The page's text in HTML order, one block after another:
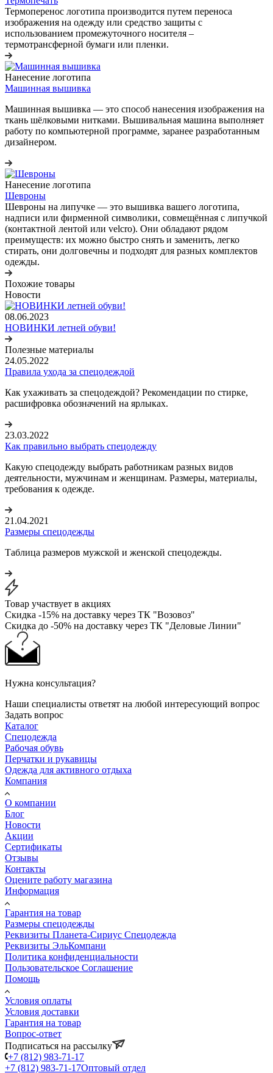
Термоперенос логотипа производится путем переноса
изображения на одежду или средство защиты с
использованием промежуточного носителя –
термотрансферной бумаги или пленки.
Нанесение логотипа
Машинная вышивка
Машинная вышивка — это способ нанесения изображения на
ткань шёлковыми нитками. Вышивальная машина выполняет
работу по компьютерной программе, заранее разработанным
дизайнером.
Нанесение логотипа
Шевроны
Шевроны на липучке — это вышивка вашего логотипа,
надписи или фирменной символики, совмещённая с липучкой
(контактной лентой или velcro). Они обладают рядом
преимуществ: их можно быстро снять и заменить, легко
стирать, они долговечны и подходят для разных комплектов
одежды.
Похожие товары
Новости
08.06.2023
НОВИНКИ летней обуви!
Полезные материалы
24.05.2022
Правила ухода за спецодеждой
Как ухаживать за спецодеждой? Рекомендации по стирке,
расшифровка обозначений на ярлыках.
23.03.2022
Как правильно выбрать спецодежду
Какую спецодежду выбрать работникам разных видов
деятельности, мужчинам и женщинам. Размеры, материалы,
требования к одежде.
21.04.2021
Размеры спецодежды
Таблица размеров мужской и женской спецодежды.
Товар участвует в акциях
Скидка -15% на доставку через ТК "Возовоз"
Скидка до -50% на доставку через ТК "Деловые Линии"
Нужна консультация?
Наши специалисты ответят на любой интересующий вопрос
Задать вопрос
Каталог
Спецодежда
Рабочая обувь
Перчатки и рукавицы
Одежда для активного отдыха
Компания
О компании
Блог
Новости
Акции
Сертификаты
Отзывы
Контакты
Оцените работу магазина
Информация
Гарантия на товар
Размеры спецодежды
Реквизиты Планета-Сириус Спецодежда
Реквизиты ЭльКомпани
Политика конфиденциальности
Пользовательское Соглашение
Помощь
Условия оплаты
Условия доставки
Гарантия на товар
Вопрос-ответ
Подписаться на рассылку
+7 (812) 983-71-17
+7 (812) 983-71-17Оптовый отдел